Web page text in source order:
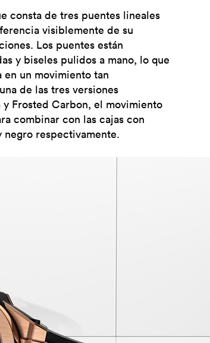
consta de tres puentes lineales
visiblemente de su
Los puentes están
y biseles pulidos a mano, lo que
un movimiento tan
de las tres versiones
Frosted Carbon, el movimiento
combinar con las cajas con
respectivamente.